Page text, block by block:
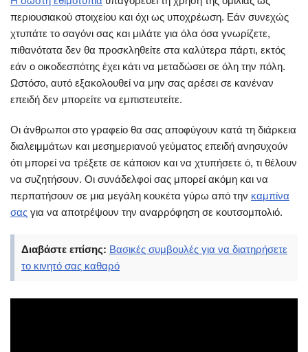
περιουσιακού στοιχείου και όχι ως υποχρέωση. Εάν συνεχώς
χτυπάτε το σαγόνι σας και μιλάτε για όλα όσα γνωρίζετε,
πιθανότατα δεν θα προσκληθείτε στα καλύτερα πάρτι, εκτός
εάν ο οικοδεσπότης έχει κάτι να μεταδώσει σε όλη την πόλη.
Ωστόσο, αυτό εξακολουθεί να μην σας αρέσει σε κανέναν
επειδή δεν μπορείτε να εμπιστευτείτε.
Οι άνθρωποι στο γραφείο θα σας αποφύγουν κατά τη διάρκεια
διαλειμμάτων και μεσημεριανού γεύματος επειδή ανησυχούν
ότι μπορεί να τρέξετε σε κάποιον και να χτυπήσετε ό, τι θέλουν
να συζητήσουν. Οι συνάδελφοί σας μπορεί ακόμη και να
περπατήσουν σε μια μεγάλη κουκέτα γύρω από την καμπίνα
σας για να αποτρέψουν την αναρρόφηση σε κουτσομπολιό.
Διαβάστε επίσης: Βασικές συμβουλές για να διατηρήσετε
το κινητό σας καθαρό